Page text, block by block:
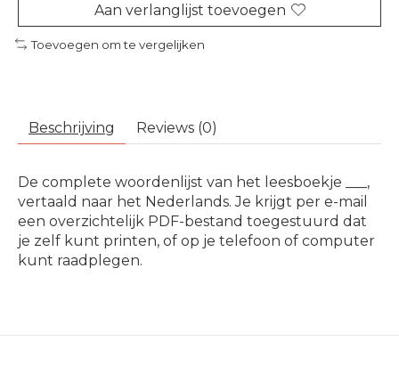
Aan verlanglijst toevoegen
Toevoegen om te vergelijken
Beschrijving Reviews (0)
De complete woordenlijst van het leesboekje ___,
vertaald naar het Nederlands. Je krijgt per e-mail
een overzichtelijk PDF-bestand toegestuurd dat
je zelf kunt printen, of op je telefoon of computer
kunt raadplegen.